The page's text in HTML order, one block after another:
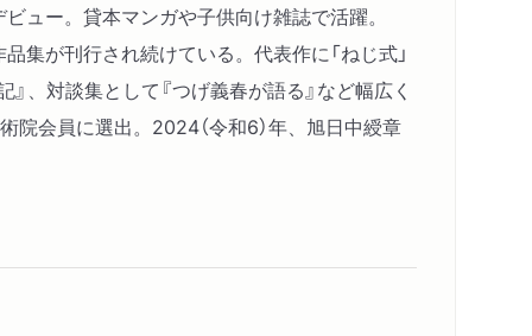
ュー。貸本マンガや子供向け雑誌で活躍。
集が刊行され続けている。代表作に「ねじ式」
』、対談集として『つげ義春が語る』など幅広く
院会員に選出。2024（令和6）年、旭日中綬章